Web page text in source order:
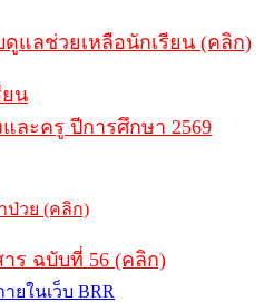
แลช่วยเหลือนักเรียน (คลิก)
ยน
ละครู ปีการศึกษา 2569
ป่วย (คลิก)
ร ฉบับที่ 56 (คลิก)
ยในเว็บ BRR